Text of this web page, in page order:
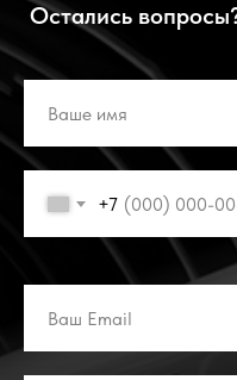
Остались
+7